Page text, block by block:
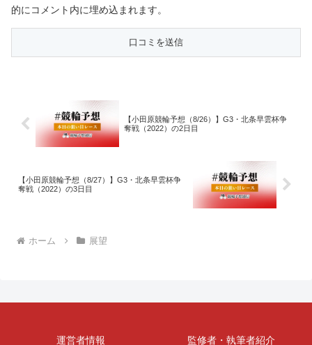
的にコメント内に埋め込まれます。
【小田原競輪予想（8/26）】G3・北条早雲杯争
奪戦（2022）の2日目
【小田原競輪予想（8/27）】G3・北条早雲杯争
奪戦（2022）の3日目
ホーム 展望
運営者情報 監修者・執筆者紹介